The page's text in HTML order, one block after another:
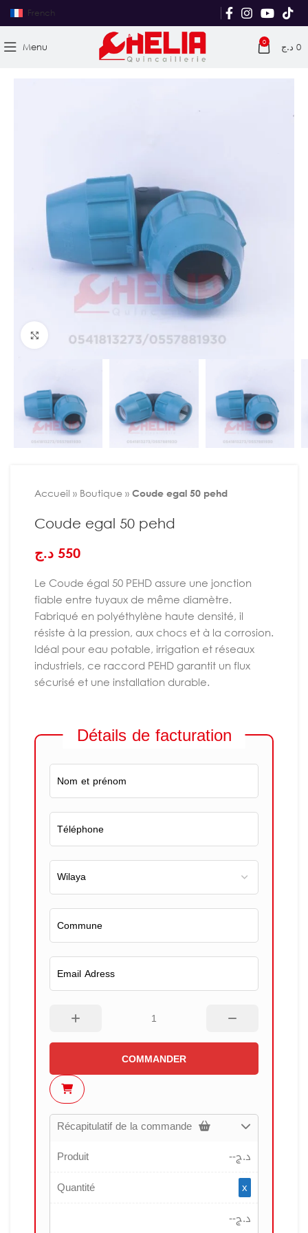
French
Menu 0 0 د.ج
Agrandir
Accueil » Boutique » Coude egal 50 pehd
Coude egal 50 pehd
550 د.ج
Le Coude égal 50 PEHD assure une jonction
fiable entre tuyaux de même diamètre.
Fabriqué en polyéthylène haute densité, il
résiste à la pression, aux chocs et à la corrosion.
Idéal pour eau potable, irrigation et réseaux
industriels, ce raccord PEHD garantit un flux
sécurisé et une installation durable.
Détails de facturation
COMMANDER
Récapitulatif de la commande
Produit
--د.ج
Quantité
x
--د.ج